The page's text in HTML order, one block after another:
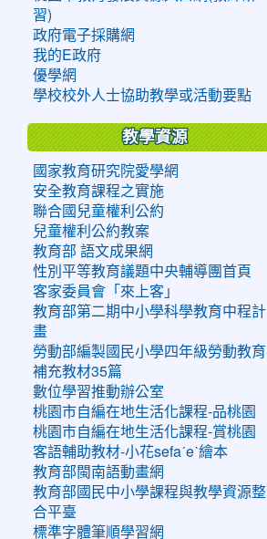
習)
政府電子採購網
我的E政府
優學網
學校校外人士協助教學或活動要點
教學資源
國家教育研究院愛學網
安全教育課程之實施
聯合國兒童權利公約
兒童權利公約教案
教育部 語文成果網
性別平等教育議題中央輔導團首頁
客家委員會「來上客」
教育部第二期中小學科學教育中程計
畫
勞動部編製國民小學四年級勞動教育
補充教材35篇
數位學習推動辦公室
桃園市自編在地生活化課程-品桃園
桃園市自編在地生活化課程-賞桃園
客語輔助教材-小花sefaˊeˋ繪本
教育部閩南語動畫網
教育部國民中小學課程與教學資源整
合平臺
標準字體筆順學習網